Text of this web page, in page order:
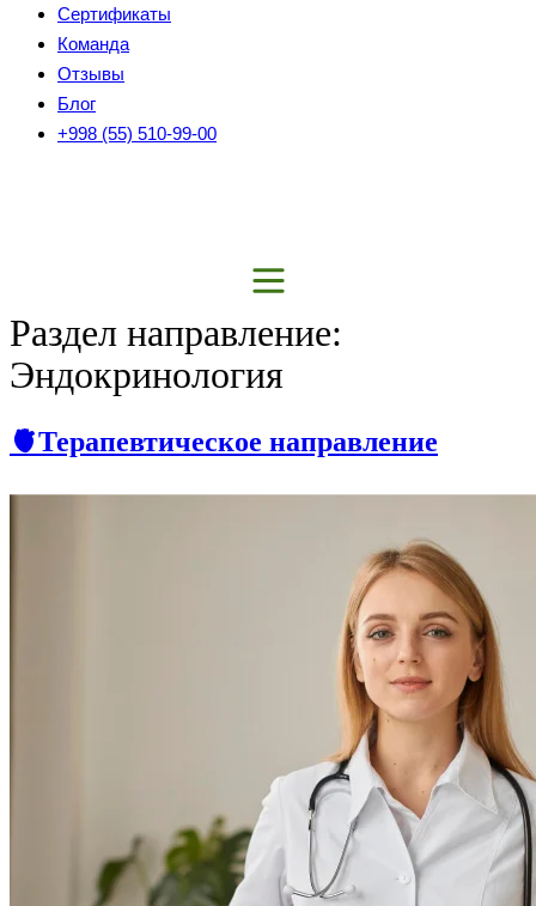
Сертификаты
Команда
Отзывы
Блог
+998 (55) 510-99-00
Раздел направление:
Эндокринология
🫀Терапевтическое направление